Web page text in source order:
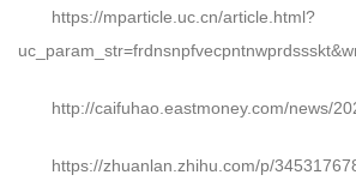
https://mparticle.uc.cn/article.html?
http://caifuhao.eastmoney.com/news/
https://zhuanlan.zhihu.com/p/